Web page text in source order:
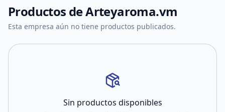
Productos deArteyaroma.vm
Esta empresa aún no tiene productos publicados.
Sin productos disponibles